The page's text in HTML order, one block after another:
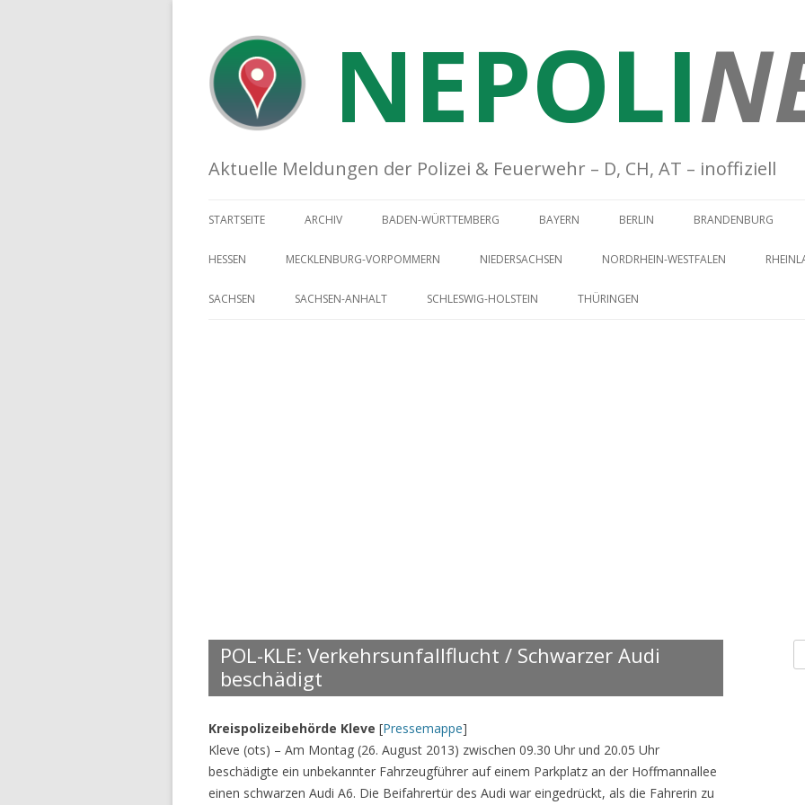
NEPOLI
Aktuelle Meldungen der Polizei & Feuerwehr – D, CH, AT – inoffiziell
STARTSEITE ARCHIV BADEN-WÜRTTEMBERG BAYERN BERLIN BRANDENBURG
HESSEN MECKLENBURG-VORPOMMERN NIEDERSACHSEN NORDRHEIN-WESTFALEN
SACHSEN SACHSEN-ANHALT SCHLESWIG-HOLSTEIN THÜRINGEN
POL-KLE: Verkehrsunfallflucht / Schwarzer Audi
beschädigt
Kreispolizeibehörde Kleve [Pressemappe]
Kleve (ots) – Am Montag (26. August 2013) zwischen 09.30 Uhr und 20.05 Uhr
beschädigte ein unbekannter Fahrzeugführer auf einem Parkplatz an der Hoffmannallee
einen schwarzen Audi A6. Die Beifahrertür des Audi war eingedrückt, als die Fahrerin zu